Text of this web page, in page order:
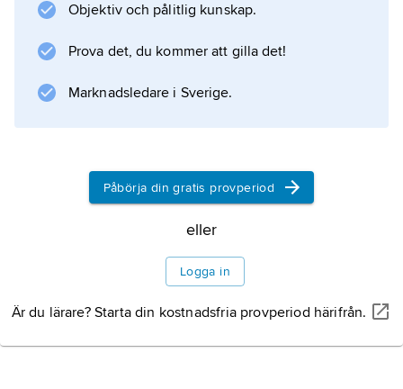
Objektiv och pålitlig kunskap.
Prova det, du kommer att gilla det!
Marknadsledare i Sverige.
Påbörja din gratis provperiod
eller
Logga in
Är du lärare? Starta din kostnadsfria provperiod härifrån.